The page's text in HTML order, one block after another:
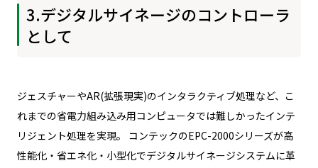
3.デジタルサイネージのコントローラ
として
ジェスチャーやAR(拡張現実)のインタラクティブ処理など、こ
れまでの省電力組み込み用コンピュータでは難しかったインテ
リジェント処理を実現。 コンテックのEPC-2000シリーズが高
性能化・省エネ化・小型化でデジタルサイネージシステムに革